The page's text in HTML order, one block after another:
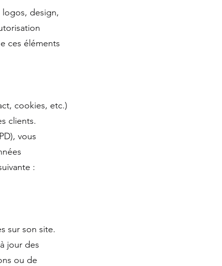
logos, design,
ces éléments
cookies, etc.)
clients.
vous
:
sur son site.
jour des
ou de